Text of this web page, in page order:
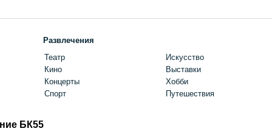
Развлечения
Театр
Кино
Концерты
Спорт
Искусство
Выставки
Хобби
Путешествия
БК55